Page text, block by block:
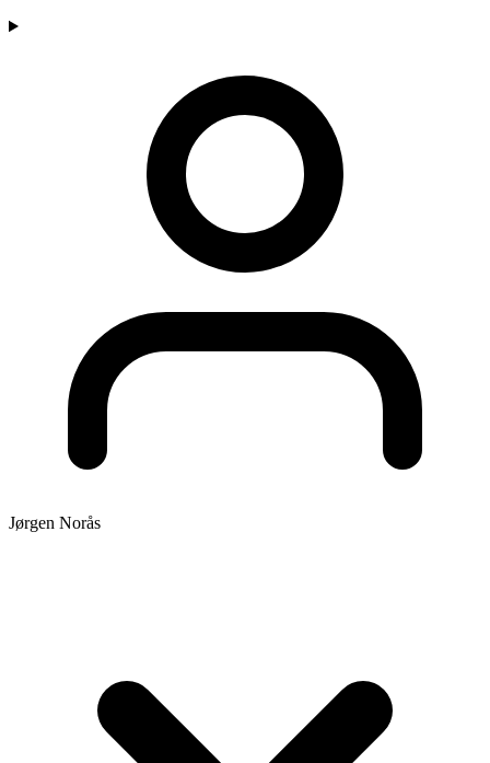
Jørgen Norås